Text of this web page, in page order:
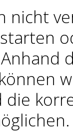
nicht